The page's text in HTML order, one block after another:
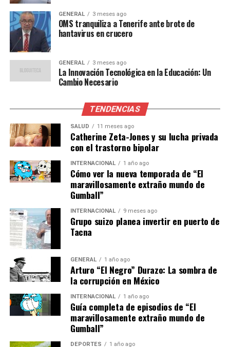
Otra propuesta es diversificar las fuentes de gas natural
licuado (GNL) importado, buscando acuerdos con países
como Estados Unidos y Qatar. “La diversificación es clave
para reducir la dependencia de cualquier proveedor
único,” señaló el analista energético Javier Martínez.
“La crisis actual es un
recordatorio de la
necesidad de acelerar la
transición energética, pero
también de asegurar que
nuestras políticas
energéticas sean
resilientes y flexibles,”
añadió Martínez.
Implicaciones y Perspectivas
Futuras
Las implicaciones de la crisis energética son vastas,
afectando no solo a los consumidores, sino también a las
industrias y las economías nacionales. Los altos costos
GENERAL 3 meses ago
OMS tranquiliza a Tenerife ante brote de
hantavirus en crucero
GENERAL 3 meses ago
La Innovación Tecnológica en la Educación: Un
Cambio Necesario
TENDENCIAS
SALUD 11 meses ago
Catherine Zeta-Jones y su lucha privada
con el trastorno bipolar
INTERNACIONAL 1 año ago
Cómo ver la nueva temporada de “El
maravillosamente extraño mundo de
Gumball”
INTERNACIONAL 9 meses ago
Grupo suizo planea invertir en puerto de
Tacna
GENERAL 1 año ago
Arturo “El Negro” Durazo: La sombra de
la corrupción en México
INTERNACIONAL 1 año ago
Guía completa de episodios de “El
maravillosamente extraño mundo de
Gumball”
DEPORTES 1 año ago